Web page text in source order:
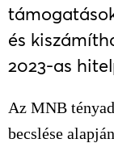
és
2023-as
Az MNB
becslése